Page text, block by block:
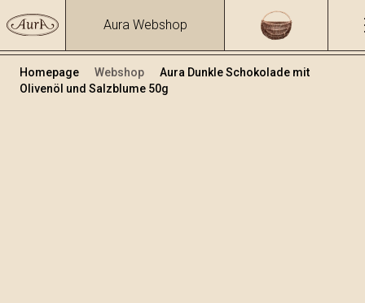
Aura Webshop
Homepage Webshop
Aura Dunkle Schokolade mit
Olivenöl und Salzblume 50g